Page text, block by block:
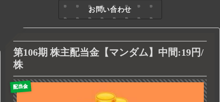
お問い合わせ
第106期 株主配当金【マンダム】中間:19円/
株
配当金